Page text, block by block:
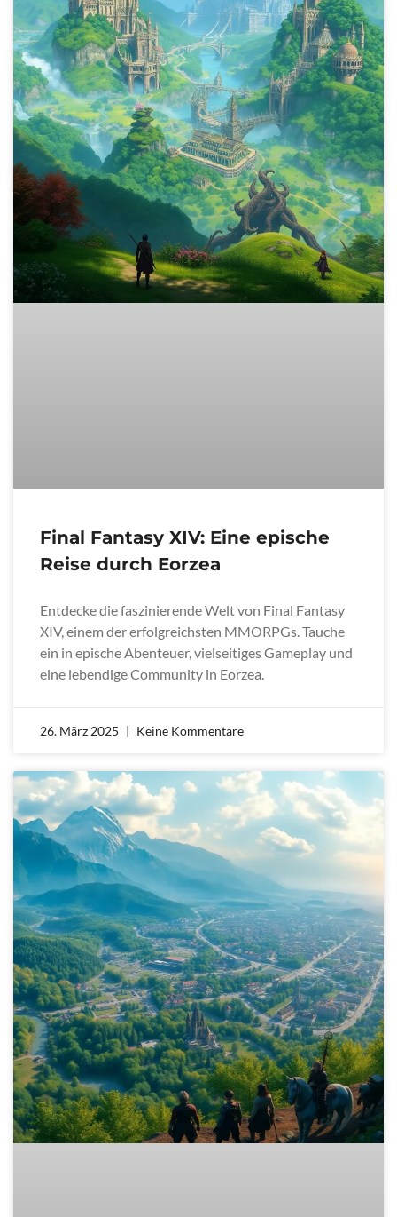
Final Fantasy XIV: Eine epische
Reise durch Eorzea
Entdecke die faszinierende Welt von Final Fantasy
XIV, einem der erfolgreichsten MMORPGs. Tauche
ein in epische Abenteuer, vielseitiges Gameplay und
eine lebendige Community in Eorzea.
26. März 2025 Keine Kommentare